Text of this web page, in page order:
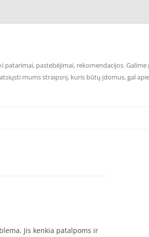
pastebėjimai, rekomendacijos.
mums straipsnį, kuris būtų įdomus, gal
Jis kenkia patalpoms ir